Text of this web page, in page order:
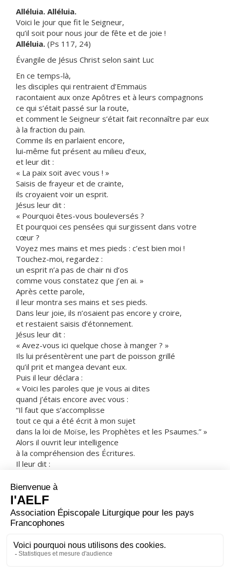
Alléluia. Alléluia.
Voici le jour que fit le Seigneur,
qu’il soit pour nous jour de fête et de joie !
Alléluia. (Ps 117, 24)
Évangile de Jésus Christ selon saint Luc
En ce temps-là,
les disciples qui rentraient d’Emmaüs
racontaient aux onze Apôtres et à leurs compagnons
ce qui s’était passé sur la route,
et comment le Seigneur s’était fait reconnaître par eux
à la fraction du pain.
Comme ils en parlaient encore,
lui-même fut présent au milieu d’eux,
et leur dit :
« La paix soit avec vous ! »
Saisis de frayeur et de crainte,
ils croyaient voir un esprit.
Jésus leur dit :
« Pourquoi êtes-vous bouleversés ?
Et pourquoi ces pensées qui surgissent dans votre
cœur ?
Voyez mes mains et mes pieds : c’est bien moi !
Touchez-moi, regardez :
un esprit n’a pas de chair ni d’os
comme vous constatez que j’en ai. »
Après cette parole,
il leur montra ses mains et ses pieds.
Dans leur joie, ils n’osaient pas encore y croire,
et restaient saisis d’étonnement.
Jésus leur dit :
« Avez-vous ici quelque chose à manger ? »
Ils lui présentèrent une part de poisson grillé
qu’il prit et mangea devant eux.
Puis il leur déclara :
« Voici les paroles que je vous ai dites
quand j’étais encore avec vous :
“Il faut que s’accomplisse
tout ce qui a été écrit à mon sujet
dans la loi de Moïse, les Prophètes et les Psaumes.” »
Alors il ouvrit leur intelligence
à la compréhension des Écritures.
Il leur dit :
qu’il ressusciterait d’entre les morts le troisième jour,
et que la conversion serait proclamée en son nom,
pour le pardon des péchés,
à toutes les nations,
en commençant par Jérusalem.
À vous d’en être les témoins. »
– Acclamons la Parole de Dieu.